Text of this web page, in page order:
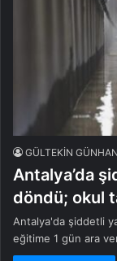
GÜLTEKİN
Antalya’da
döndü; okul
Antalya'da şiddetli
eğitime 1 gün ara